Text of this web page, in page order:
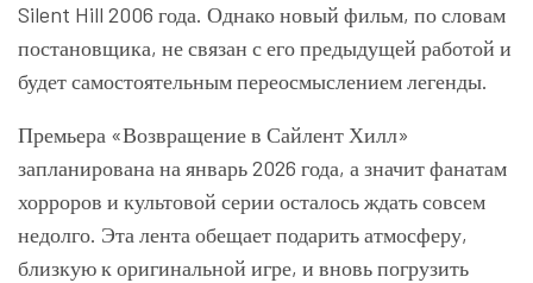
Silent Hill 2006 года. Однако новый фильм, по словам
постановщика, не связан с его предыдущей работой и
будет самостоятельным переосмыслением легенды.
Премьера «Возвращение в Сайлент Хилл»
запланирована на январь 2026 года, а значит фанатам
хорроров и культовой серии осталось ждать совсем
недолго. Эта лента обещает подарить атмосферу,
близкую к оригинальной игре, и вновь погрузить